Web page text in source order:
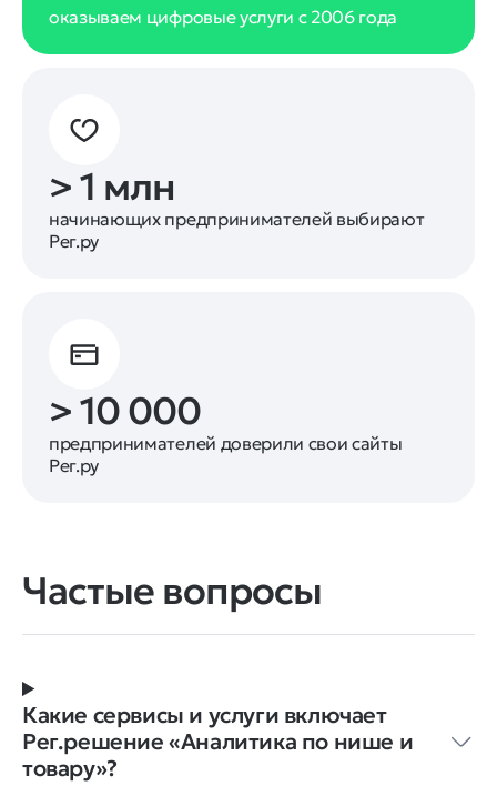
оказываем цифровые услуги с 2006 года
> 1 млн
начинающих предпринимателей выбирают
Рег.ру
> 10 000
предпринимателей доверили свои сайты
Рег.ру
Частые вопросы
Какие сервисы и услуги включает
Рег.решение ‭«Аналитика по нише и
товару»?